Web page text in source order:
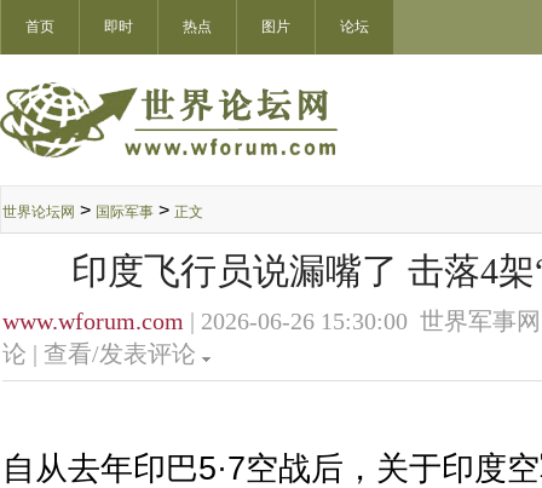
首页 即时 热点 图片 论坛
世界论坛网 > 国际军事 > 正文
印度飞行员说漏嘴了 击落4
www.wforum.com | 2026-06-26 15:30:00 世界军事
论 | 查看/发表评论
自从去年印巴5·7空战后，关于印度